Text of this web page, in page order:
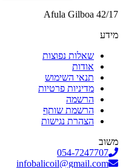
Afula Gilboa 42/17
מידע
שאלות נפוצות
אודות
תנאי השימוש
מדיניות פרטיות
הרשמה
הרשמת שותף
הצהרת נגישות
משוב
054-7247707
infobalicoil@gmail.com